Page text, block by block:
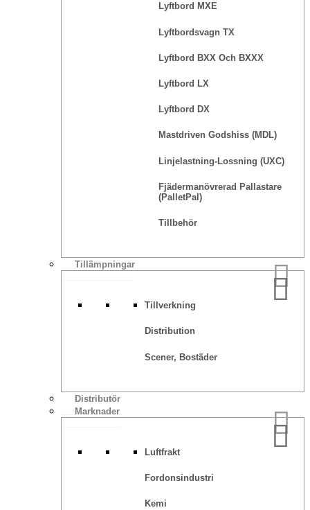
Lyftbord MXE
Lyftbordsvagn TX
Lyftbord BXX Och BXXX
Lyftbord LX
Lyftbord DX
Mastdriven Godshiss (MDL)
Linjelastning-Lossning (UXC)
Fjädermanövrerad Pallastare
(PalletPal)
Tillbehör
Tillämpningar
Tillverkning
Distribution
Scener, Bostäder
Distributör
Marknader
Luftfrakt
Fordonsindustri
Kemi